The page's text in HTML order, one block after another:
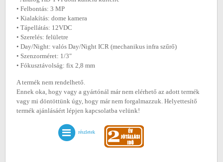
• Felbontás: 3 MP
• Kialakítás: dome kamera
• Tápellátás: 12VDC
• Szerelés: felületre
• Day/Night: valós Day/Night ICR (mechanikus infra szűrő)
• Szenzorméret: 1/3"
• Fókusztávolság: fix 2,8 mm
A termék nem rendelhető.
Ennek oka, hogy vagy a gyártónál már nem elérhető az adott termék
vagy mi döntöttünk úgy, hogy már nem forgalmazzuk. Helyettesítő
termék ajánlásáért lépjen kapcsolatba velünk!
részletek